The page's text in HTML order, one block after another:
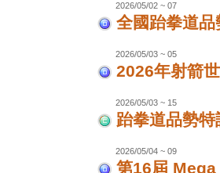
2026/05/02 ~ 07
全國跆拳道
2026/05/03 ~ 05
2026年射箭
2026/05/03 ~ 15
跆拳道品勢
2026/05/04 ~ 09
第16屆